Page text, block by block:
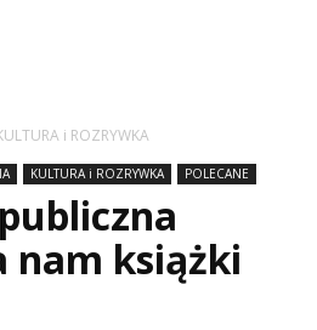
i ROZRYWKA
KULTURA i ROZRYWKA POLECANE
nam książki